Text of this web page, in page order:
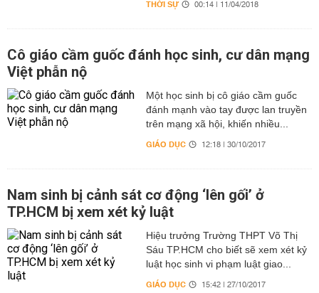
THỜI SỰ 00:14 | 11/04/2018
Cô giáo cầm guốc đánh học sinh, cư dân mạng
Việt phẫn nộ
Một học sinh bị cô giáo cầm guốc
đánh mạnh vào tay được lan truyền
trên mạng xã hội, khiến nhiều...
GIÁO DỤC 12:18 | 30/10/2017
Nam sinh bị cảnh sát cơ động ‘lên gối’ ở
TP.HCM bị xem xét kỷ luật
Hiệu trưởng Trường THPT Võ Thị
Sáu TP.HCM cho biết sẽ xem xét kỷ
luật học sinh vi phạm luật giao...
GIÁO DỤC 15:42 | 27/10/2017